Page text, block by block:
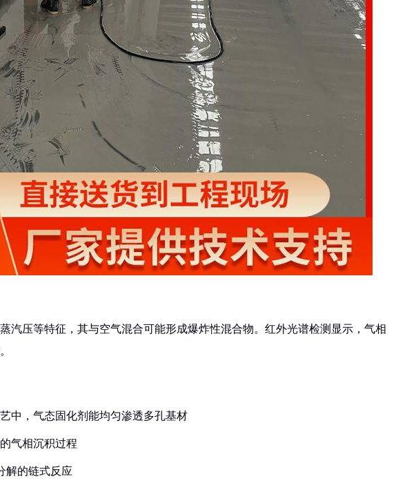
汽压等特征，其与空气混合可能形成爆炸性混合物。红外光谱检测显示，气相
中，气态固化剂能均匀渗透多孔基材
气相沉积过程
解的链式反应